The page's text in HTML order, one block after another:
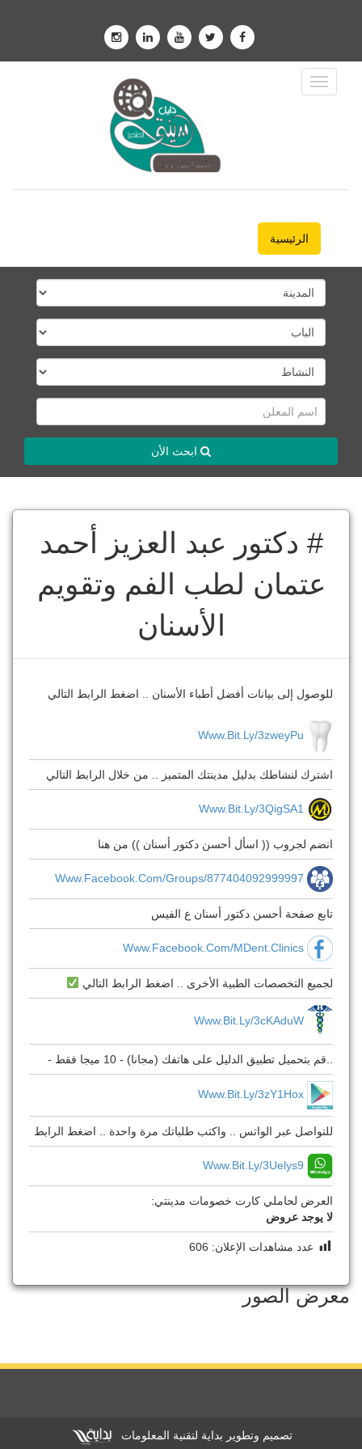
Toggle
Navigation
الرئيسية
ابحث الأن
# دكتور عبد العزيز أحمد
عتمان لطب الفم وتقويم
الأسنان
للوصول إلى بيانات أفضل أطباء الأسنان .. اضغط الرابط التالي
Www.bit.ly/3zweyPu
اشترك لنشاطك بدليل مدينتك المتميز .. من خلال الرابط التالي
Www.bit.ly/3QigSA1
انضم لجروب (( اسأل أحسن دكتور أسنان )) من هنا
Www.facebook.com/groups/877404092999997
تابع صفحة أحسن دكتور أسنان ع الفيس
Www.facebook.com/MDent.Clinics
لجميع التخصصات الطبية الأخرى .. اضغط الرابط التالي
Www.bit.ly/3cKAduW
..قم بتحميل تطبيق الدليل على هاتفك (مجانا) - 10 ميجا فقط -
Www.bit.ly/3zY1Hox
للتواصل عبر الواتس .. واكتب طلباتك مرة واحدة .. اضغط الرابط
Www.bit.ly/3Uelys9
العرض لحاملي كارت خصومات مدينتي:
لا يوجد عروض
عدد مشاهدات الإعلان: 606
معرض الصور
تصميم وتطوير بداية لتقنية المعلومات